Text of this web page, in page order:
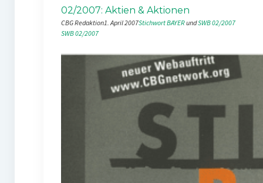
02/2007: Aktien & Aktionen
CBG Redaktion1. April 2007Stichwort BAYER und SWB 02/2007
SWB 02/2007